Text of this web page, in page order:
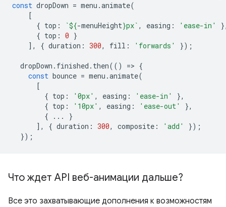
const dropDown = menu .animate(
[
{ top : `${-menuHeight}px` , easing : 'ease-in'
{ top : 0 }
],
{ duration : 300, fill : 'forwards' });
dropDown . finished . then(() => {
const bounce = menu .animate(
[
{ top : '0px' , easing : 'ease-in'
},
{ top : '10px' , easing : 'ease-out'
},
{
...
}
],
{ duration : 300, composite : 'add'
});
});
Что ждет API веб-анимации дальше?
Все это захватывающие дополнения к возможностям